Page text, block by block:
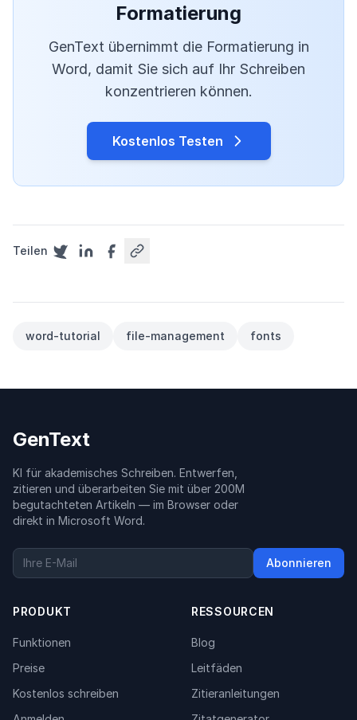
Formatierung
GenText übernimmt die Formatierung in
Word, damit Sie sich auf Ihr Schreiben
konzentrieren können.
Kostenlos Testen
Teilen
word-tutorial file-management fonts
GenText
KI für akademisches Schreiben. Entwerfen,
zitieren und überarbeiten Sie mit über 200M
begutachteten Artikeln — im Browser oder
direkt in Microsoft Word.
Abonnieren
PRODUKT
Funktionen
Preise
Kostenlos schreiben
RESSOURCEN
Blog
Leitfäden
Zitieranleitungen